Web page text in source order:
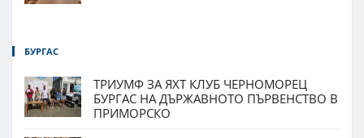
БУРГАС
ТРИУМФ ЗА ЯХТ КЛУБ ЧЕРНОМОРЕЦ
БУРГАС НА ДЪРЖАВНОТО ПЪРВЕНСТВО В
ПРИМОРСКО